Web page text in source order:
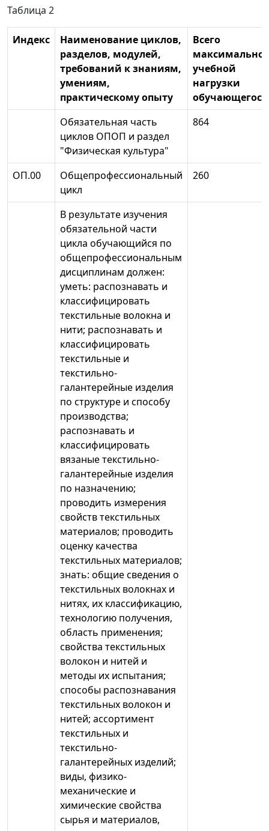
Таблица 2
Индекс
Наименование циклов,
разделов, модулей,
требований к знаниям,
умениям,
практическому опыту
Всего
учебной
нагрузки
обучающегося
Обязательная часть
циклов ОПОП и раздел
"Физическая культура"
864
ОП.00
Общепрофессиональный
цикл
260
В результате изучения
обязательной части
цикла обучающийся по
общепрофессиональным
дисциплинам должен:
уметь: распознавать и
классифицировать
текстильные волокна и
нити; распознавать и
классифицировать
текстильные и
текстильно-
галантерейные изделия
по структуре и способу
производства;
распознавать и
классифицировать
вязаные текстильно-
галантерейные изделия
по назначению;
проводить измерения
свойств текстильных
материалов; проводить
оценку качества
текстильных материалов;
знать: общие сведения о
текстильных волокнах и
нитях, их классификацию,
технологию получения,
область применения;
свойства текстильных
волокон и нитей и
методы их испытания;
способы распознавания
текстильных волокон и
нитей; ассортимент
текстильных и
текстильно-
галантерейных изделий;
виды, физико-
механические и
химические свойства
сырья и материалов,